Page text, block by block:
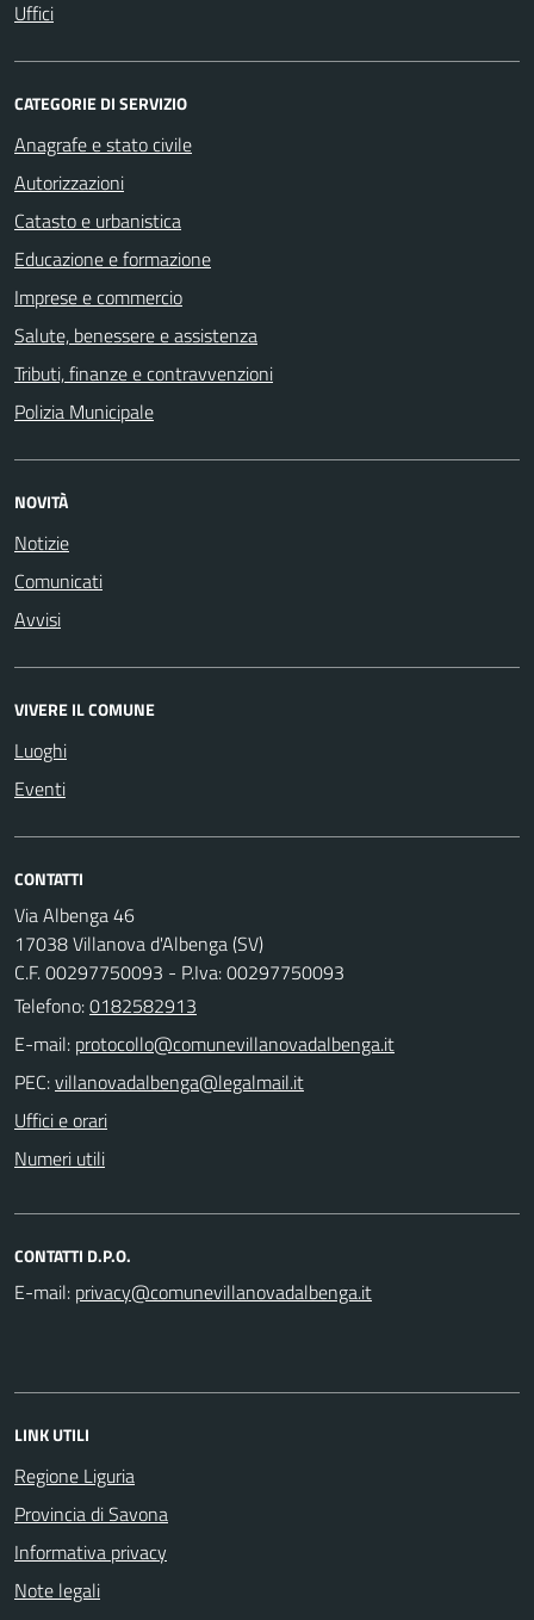
Uffici
CATEGORIE DI SERVIZIO
Anagrafe e stato civile
Autorizzazioni
Catasto e urbanistica
Educazione e formazione
Imprese e commercio
Salute, benessere e assistenza
Tributi, finanze e contravvenzioni
Polizia Municipale
NOVITÀ
Notizie
Comunicati
Avvisi
VIVERE IL COMUNE
Luoghi
Eventi
CONTATTI
Via Albenga 46
17038 Villanova d'Albenga (SV)
C.F. 00297750093 - P.Iva: 00297750093
Telefono:0182582913
E-mail:
PEC:
Uffici e orari
Numeri utili
CONTATTI D.P.O.
E-mail:
LINK UTILI
Regione Liguria
Provincia di Savona
Informativa privacy
Note legali